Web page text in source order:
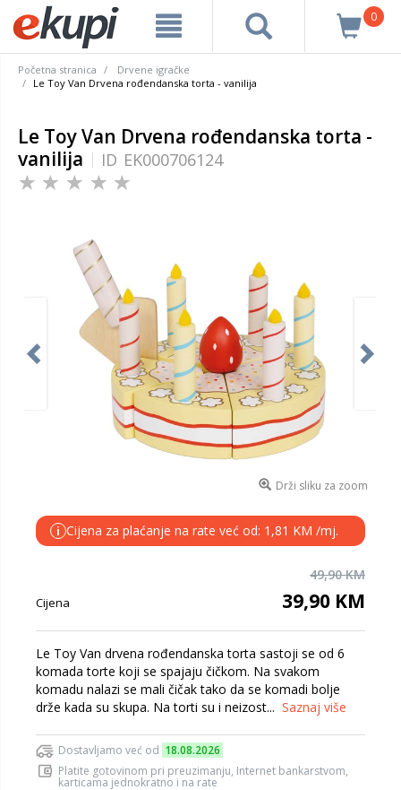
0
Početna stranica
Drvene igračke
Le Toy Van Drvena rođendanska torta - vanilija
Le Toy Van Drvena rođendanska torta -
vanilija
ID EK000706124
Drži sliku za zoom
i Cijena za plaćanje na rate već od: 1,81 KM /mj.
49,90 KM
Cijena 39,90 KM
Le Toy Van drvena rođendanska torta sastoji se od 6
komada torte koji se spajaju čičkom. Na svakom
komadu nalazi se mali čičak tako da se komadi bolje
drže kada su skupa. Na torti su i neizost... Saznaj više
Dostavljamo već od 18.08.2026
Platite gotovinom pri preuzimanju, Internet bankarstvom,
karticama jednokratno i na rate